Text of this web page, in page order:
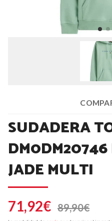
SUDADERA
DM0DM20746
JADE MULTI
71,92€ 89,90€